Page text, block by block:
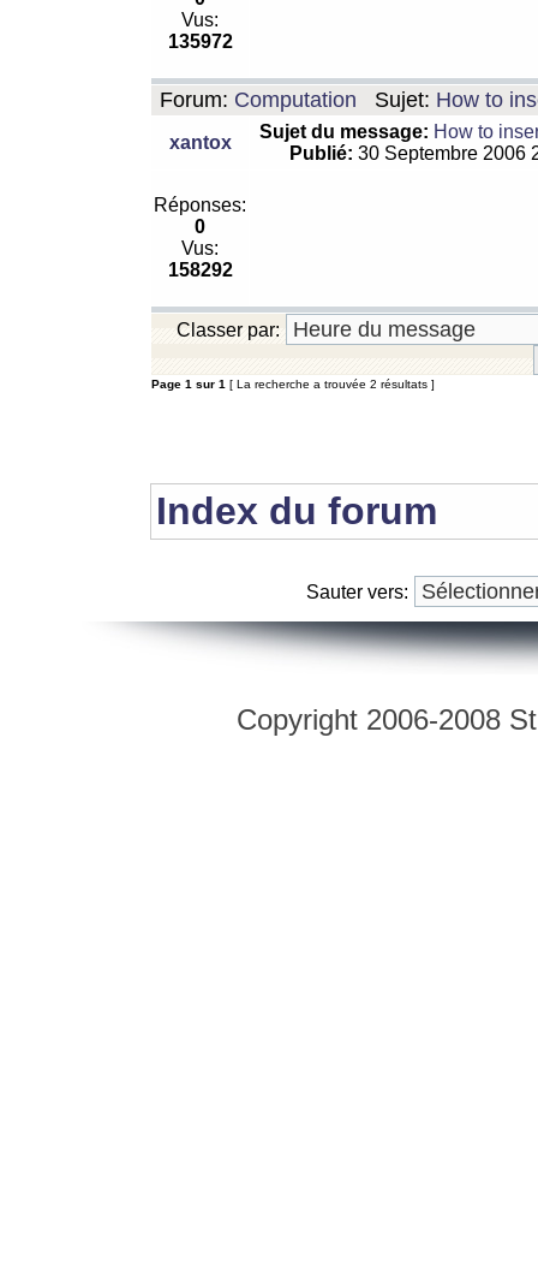
Vus:
135972
Forum: Computation Sujet: How to
xantox
Sujet du message: How to
Publié: 30 Septembre 2006
Réponses:
0
Vus:
158292
Classer par:
Page 1 sur 1 [ La recherche a trouvée 2 résultats ]
Index du forum
Sauter vers:
Copyright 2006-2008